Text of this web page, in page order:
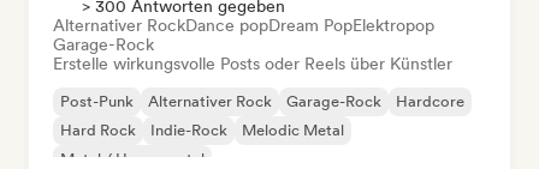
> 300 Antworten gegeben
Alternativer RockDance popDream PopElektropop
Garage-Rock
Erstelle wirkungsvolle Posts oder Reels über Künstler
Post-Punk Alternativer Rock Garage-Rock
Hardcore
Hard Rock
Indie-Rock
Melodic Metal
Metal / Heavy metal